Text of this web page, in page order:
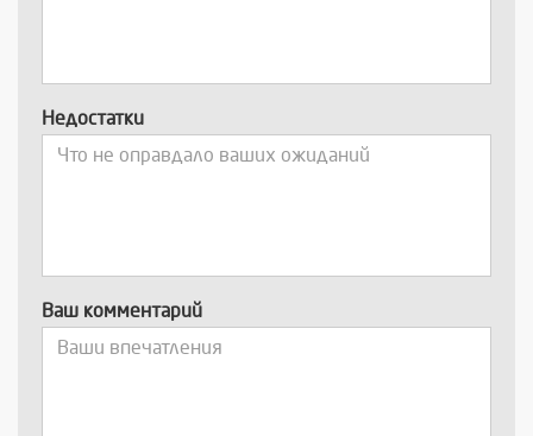
Недостатки
Ваш комментарий